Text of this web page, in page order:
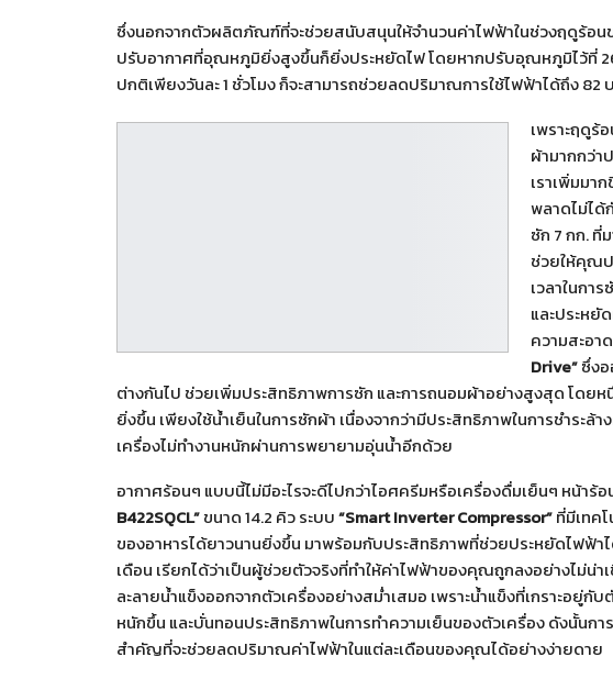
ซึ่งนอกจากตัวผลิตภัณฑ์ที่จะช่วยสนับสนุนให้จำนวนค่าไฟฟ้าในช่วงฤดูร้อนข
ปรับอากาศที่อุณหภูมิยิ่งสูงขึ้นก็ยิ่งประหยัดไฟ โดยหากปรับอุณหภูมิไว้ที่
ปกติเพียงวันละ 1 ชั่วโมง ก็จะสามารถช่วยลดปริมาณการใช้ไฟฟ้าได้ถึง 82
เพราะฤดูร้
ผ้ามากกว่า
เราเพิ่มมา
พลาดไม่ได้
ซัก 7 กก. ที่
ช่วยให้คุณป
เวลาในกา
และประหยั
ความสะอา
Drive”ซึ่ง
ต่างกันไป ช่วยเพิ่มประสิทธิภาพการซัก และการถนอมผ้าอย่างสูงสุด โดยห
ยิ่งขึ้น เพียงใช้น้ำเย็นในการซักผ้า เนื่องจากว่ามีประสิทธิภาพในการชำระ
เครื่องไม่ทำงานหนักผ่านการพยายามอุ่นน้ำอีกด้วย
อากาศร้อนๆ แบบนี้ไม่มีอะไรจะดีไปกว่าไอศครีมหรือเครื่องดื่มเย็นๆ หน้าร้
B422SQCL”ขนาด 14.2 คิว ระบบ“Smart Inverter Compressor”ที่มีเทค
ของอาหารได้ยาวนานยิ่งขึ้น มาพร้อมกับประสิทธิภาพที่ช่วยประหยัดไฟฟ้า
เดือน เรียกได้ว่าเป็นผู้ช่วยตัวจริงที่ทำให้ค่าไฟฟ้าของคุณถูกลงอย่างไม่น่
ละลายน้ำแข็งออกจากตัวเครื่องอย่างสม่ำเสมอ เพราะน้ำแข็งที่เกราะอยู่กั
หนักขึ้น และบั่นทอนประสิทธิภาพในการทำความเย็นของตัวเครื่อง ดังนั้นกา
สำคัญที่จะช่วยลดปริมาณค่าไฟฟ้าในแต่ละเดือนของคุณได้อย่างง่ายดาย